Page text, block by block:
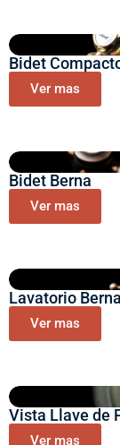
Bidet
Ver mas
Bidet Berna
Ver mas
Lavatorio Berna
Ver mas
Vista Llave de
Ver mas